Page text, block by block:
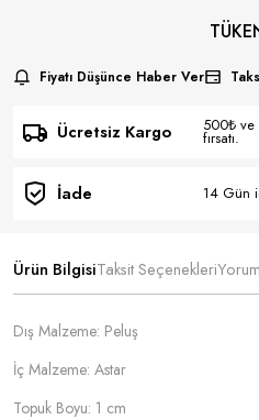
Fiyatı Düşünce Haber Ver
Ücretsiz Kargo 500₺ ve
fırsatı.
İade 14 Gün
Ürün BilgisiTaksit Seçenekleri
Dış Malzeme: Peluş
İç Malzeme: Astar
Topuk Boyu: 1 cm